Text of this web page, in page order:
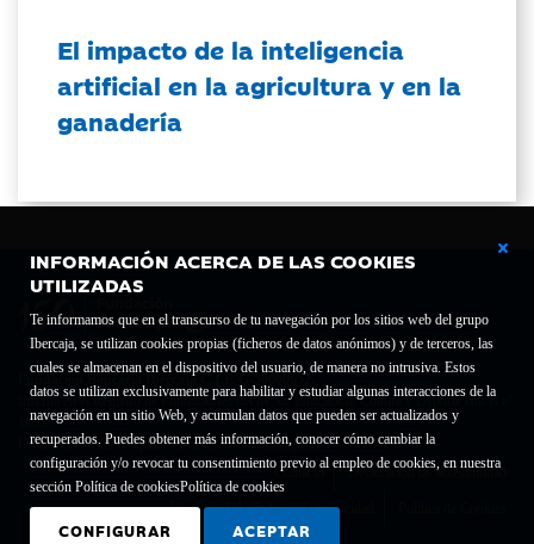
INFORMACIÓN ACERCA DE LAS COOKIES
UTILIZADAS
Te informamos que en el transcurso de tu navegación por los sitios web del grupo
Ibercaja, se utilizan cookies propias (ficheros de datos anónimos) y de terceros, las
cuales se almacenan en el dispositivo del usuario, de manera no intrusiva. Estos
datos se utilizan exclusivamente para habilitar y estudiar algunas interacciones de la
navegación en un sitio Web, y acumulan datos que pueden ser actualizados y
recuperados. Puedes obtener más información, conocer cómo cambiar la
configuración y/o revocar tu consentimiento previo al empleo de cookies, en nuestra
sección Política de cookiesPolítica de cookies
CONFIGURAR ACEPTAR
El impacto de la inteligencia
artificial en la agricultura y en la
ganadería
Fundación Bancaria Ibercaja C.I.F. G-50000652.
Inscrita en el Registro de Fundaciones del Mº de Educación, Cultura y Deporte con el nº
1689.
Domicilio social: Joaquín Costa, 13. 50001 Zaragoza.
Contacto
Declaración de accesibilidad
Aviso legal Política de privacidad